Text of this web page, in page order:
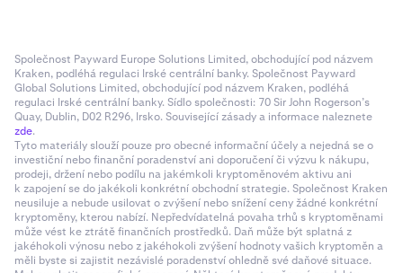
Společnost Payward Europe Solutions Limited, obchodující pod názvem
Kraken, podléhá regulaci Irské centrální banky. Společnost Payward
Global Solutions Limited, obchodující pod názvem Kraken, podléhá
regulaci Irské centrální banky. Sídlo společnosti: 70 Sir John Rogerson’s
Quay, Dublin, D02 R296, Irsko. Související zásady a informace naleznete
zde.
Tyto materiály slouží pouze pro obecné informační účely a nejedná se o
investiční nebo finanční poradenství ani doporučení či výzvu k nákupu,
prodeji, držení nebo podílu na jakémkoli kryptoměnovém aktivu ani
k zapojení se do jakékoli konkrétní obchodní strategie. Společnost Kraken
neusiluje a nebude usilovat o zvýšení nebo snížení ceny žádné konkrétní
kryptoměny, kterou nabízí. Nepředvídatelná povaha trhů s kryptoměnami
může vést ke ztrátě finančních prostředků. Daň může být splatná z
jakéhokoli výnosu nebo z jakéhokoli zvýšení hodnoty vašich kryptoměn a
měli byste si zajistit nezávislé poradenství ohledně své daňové situace.